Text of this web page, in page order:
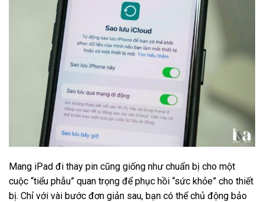
Mang iPad đi thay pin cũng giống như chuẩn bị cho một
cuộc “tiểu phẫu” quan trọng để phục hồi “sức khỏe” cho thiết
bị. Chỉ với vài bước đơn giản sau, bạn có thể chủ động bảo